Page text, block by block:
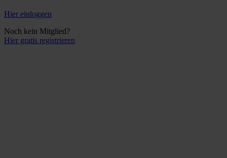
Hier einloggen
Noch kein Mitglied?
Hier gratis registrieren